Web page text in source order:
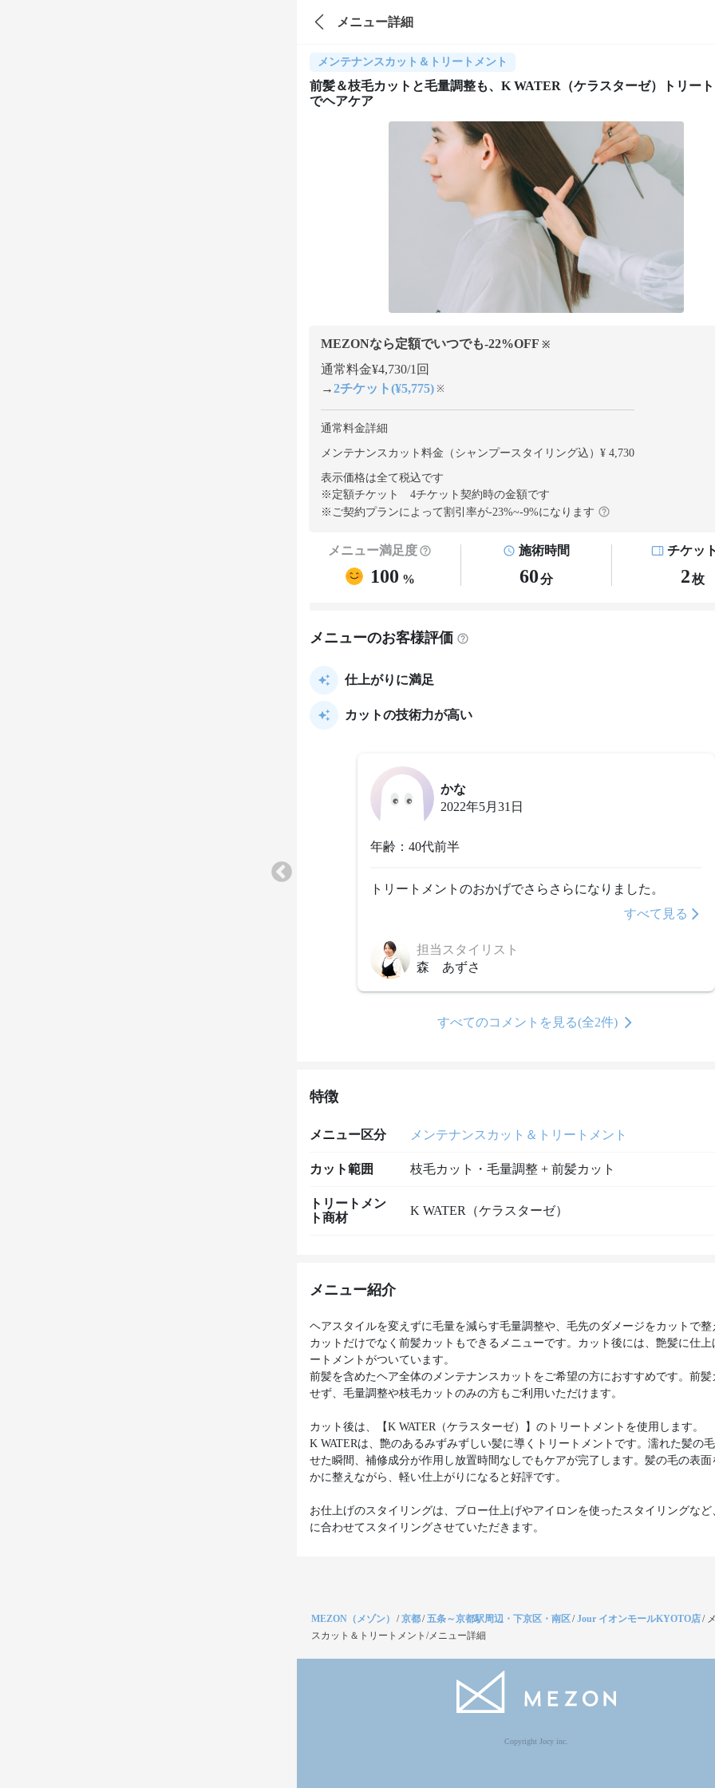
メニュー詳細
メンテナンスカット＆トリートメント
前髪＆枝毛カットと毛量調整も、K WATER（ケラスターゼ）トリー
でヘアケア
MEZONなら定額でいつでも-22%OFF ※
通常料金¥4,730/1回
→2チケット(¥5,775) ※
通常料金詳細
メンテナンスカット料金（シャンプースタイリング込）¥ 4,730
表示価格は全て税込です
※定額チケット 4チケット契約時の金額です
※ご契約プランによって割引率が-23%~-9%になります
メニュー満足度
100 %
施術時間
60分
チケッ
2枚
メニューのお客様評価
仕上がりに満足
カットの技術力が高い
かな
2022年5月31日
年齢：40代前半
トリートメントのおかげでさらさらになりました。
すべて見る
担当スタイリスト
森 あずさ
すべてのコメントを見る(全2件)
特徴
メニュー区分 メンテナンスカット＆トリートメント
カット範囲 枝毛カット・毛量調整 + 前髪カット
トリートメン
ト商材
K WATER（ケラスターゼ）
メニュー紹介
ヘアスタイルを変えずに毛量を減らす毛量調整や、毛先のダメージをカットで整
カットだけでなく前髪カットもできるメニューです。カット後には、艶髪に仕上
ートメントがついています。
前髪を含めたヘア全体のメンテナンスカットをご希望の方におすすめです。前髪
せず、毛量調整や枝毛カットのみの方もご利用いただけます。
カット後は、【K WATER（ケラスターゼ）】のトリートメントを使用します。
K WATERは、艶のあるみずみずしい髪に導くトリートメントです。濡れた髪の
せた瞬間、補修成分が作用し放置時間なしでもケアが完了します。髪の毛の表面
かに整えながら、軽い仕上がりになると好評です。
お仕上げのスタイリングは、ブロー仕上げやアイロンを使ったスタイリングなど
に合わせてスタイリングさせていただきます。
MEZON（メゾン） /京都/五条～京都駅周辺・下京区・南区/Jour イオンモールKYOTO店/
スカット＆トリートメント/メニュー詳細
Copyright Jocy inc.